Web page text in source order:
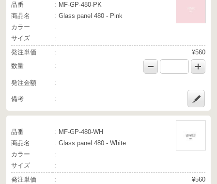
品番
MF-GP-480-PK
商品名
Glass panel 480 - Pink
カラー
サイズ
発注単価
¥560
数量
発注金額
備考
品番
MF-GP-480-WH
商品名
Glass panel 480 - White
カラー
サイズ
発注単価
¥560